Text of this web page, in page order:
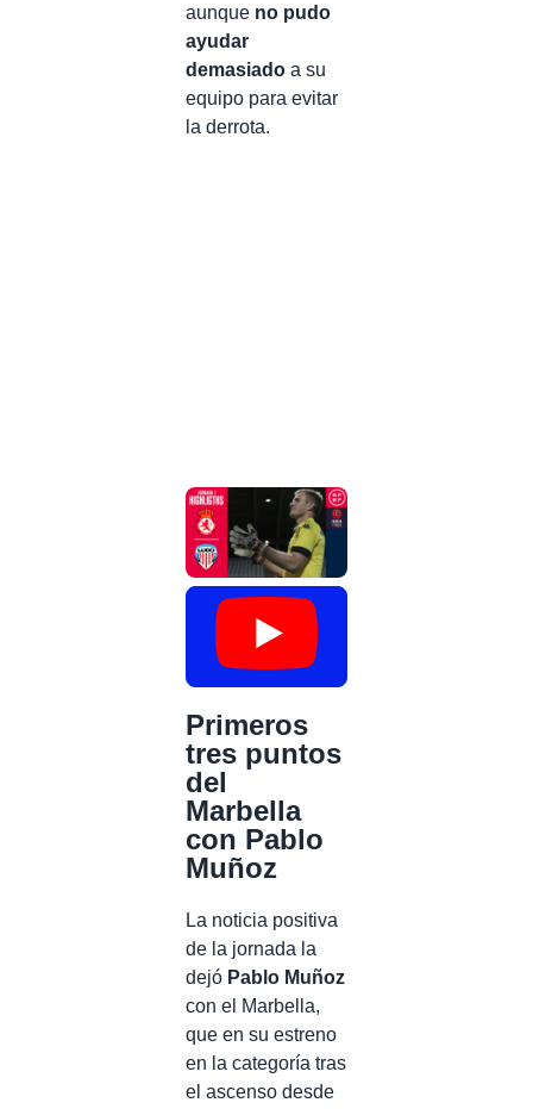
aunque no pudo
ayudar
demasiado a su
equipo para evitar
la derrota.
Primeros
tres puntos
del
Marbella
con Pablo
Muñoz
La noticia positiva
de la jornada la
dejó Pablo Muñoz
con el Marbella,
que en su estreno
en la categoría tras
el ascenso desde